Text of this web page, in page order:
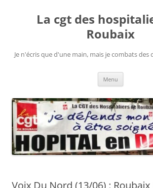
contenuLa cgt des
Roubaix
Je n'écris que d'une main, mais je combats des
Menu